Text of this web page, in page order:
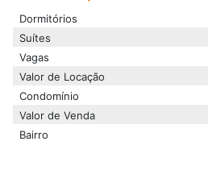
Dormitórios
Suítes
Vagas
Valor de Locação
Condomínio
Valor de Venda
Bairro